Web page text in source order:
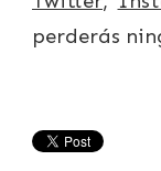
perderás